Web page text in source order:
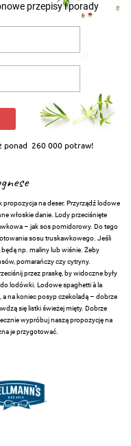
przepisy i porady
ponad 260 000 potraw!
na deser. Przyrządź lodowe
włoskie danie. Lody przeciśnięte
– jak sos pomidorowy. Do tego
sosu truskawkowego. Jeśli
np. maliny lub wiśnie. Żeby
pomarańczy czy cytryny.
przez praskę, by widoczne były
lodówki. Lodowe spaghetti à la
na koniec posyp czekoladą – dobrze
się listki świeżej mięty. Dobrze
wypróbuj naszą propozycję na
je przygotować.